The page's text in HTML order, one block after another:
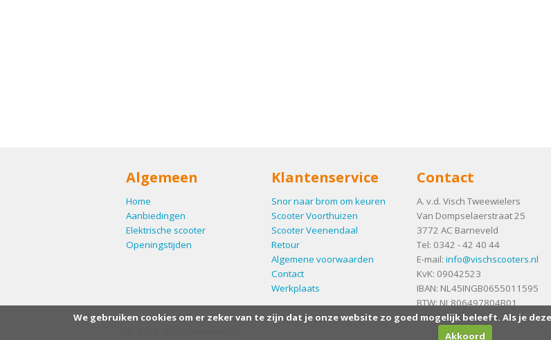
Algemeen
Home
Aanbiedingen
Elektrische scooter
Openingstijden
Klantenservice
Snor naar brom om keuren
Scooter Voorthuizen
Scooter Veenendaal
Retour
Algemene voorwaarden
Contact
Werkplaats
Contact
A. v.d. Visch Tweewielers
Van Dompselaerstraat 25
3772 AC Barneveld
Tel: 0342 - 42 40 44
E-mail: info@vischscooters.nl
KvK: 09042523
IBAN: NL45INGB0655011595
BTW: NL806497804B01
We gebruiken cookies om er zeker van te zijn dat je onze website zo goed mogelijk beleeft. Als je
Akkoord